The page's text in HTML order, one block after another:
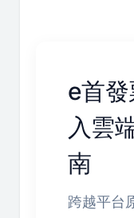
e首
入雲
南
跨越平台